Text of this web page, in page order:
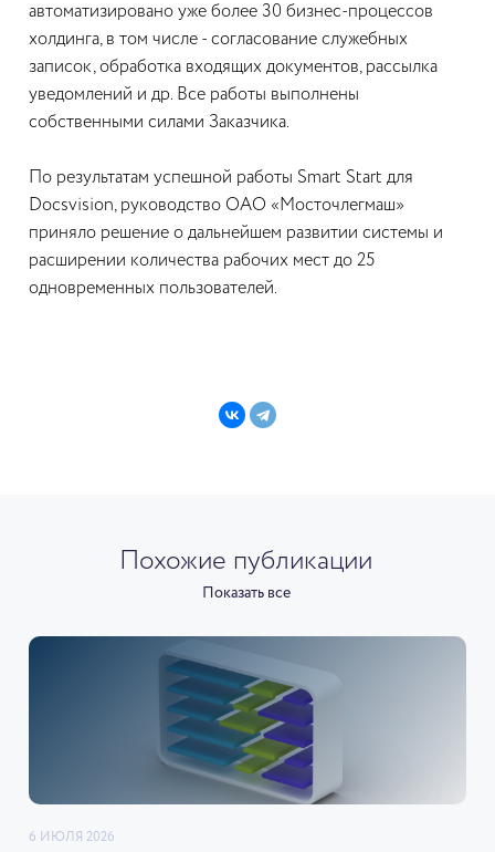
автоматизировано уже более 30 бизнес-процессов
холдинга, в том числе - согласование служебных
записок, обработка входящих документов, рассылка
уведомлений и др. Все работы выполнены
собственными силами Заказчика.
По результатам успешной работы Smart Start для
Docsvision, руководство ОАО «Мосточлегмаш»
приняло решение о дальнейшем развитии системы и
расширении количества рабочих мест до 25
одновременных пользователей.
Похожие публикации
Показать все
6 ИЮЛЯ 2026